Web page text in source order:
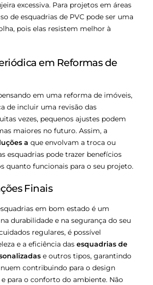
excessiva. Para projetos em áreas
de esquadrias de PVC pode ser uma
pois elas resistem melhor à
em Reformas de
em uma reforma de imóveis,
de incluir uma revisão das
vezes, pequenos ajustes podem
maiores no futuro. Assim, a
a que envolvam a troca ou
esquadrias pode trazer benefícios
quanto funcionais para o seu projeto.
Finais
em bom estado é um
durabilidade e na segurança do seu
regulares, é possível
e a eficiência das esquadrias de
e outros tipos, garantindo
contribuindo para o design
para o conforto do ambiente. Não